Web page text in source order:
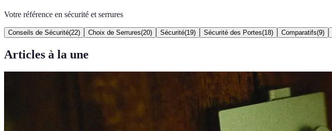
Votre référence en sécurité et serrures
Conseils de Sécurité(22) Choix de Serrures(20) Sécurité(19) Sécurité des Portes(18) Comparatifs(9)
Articles à la une